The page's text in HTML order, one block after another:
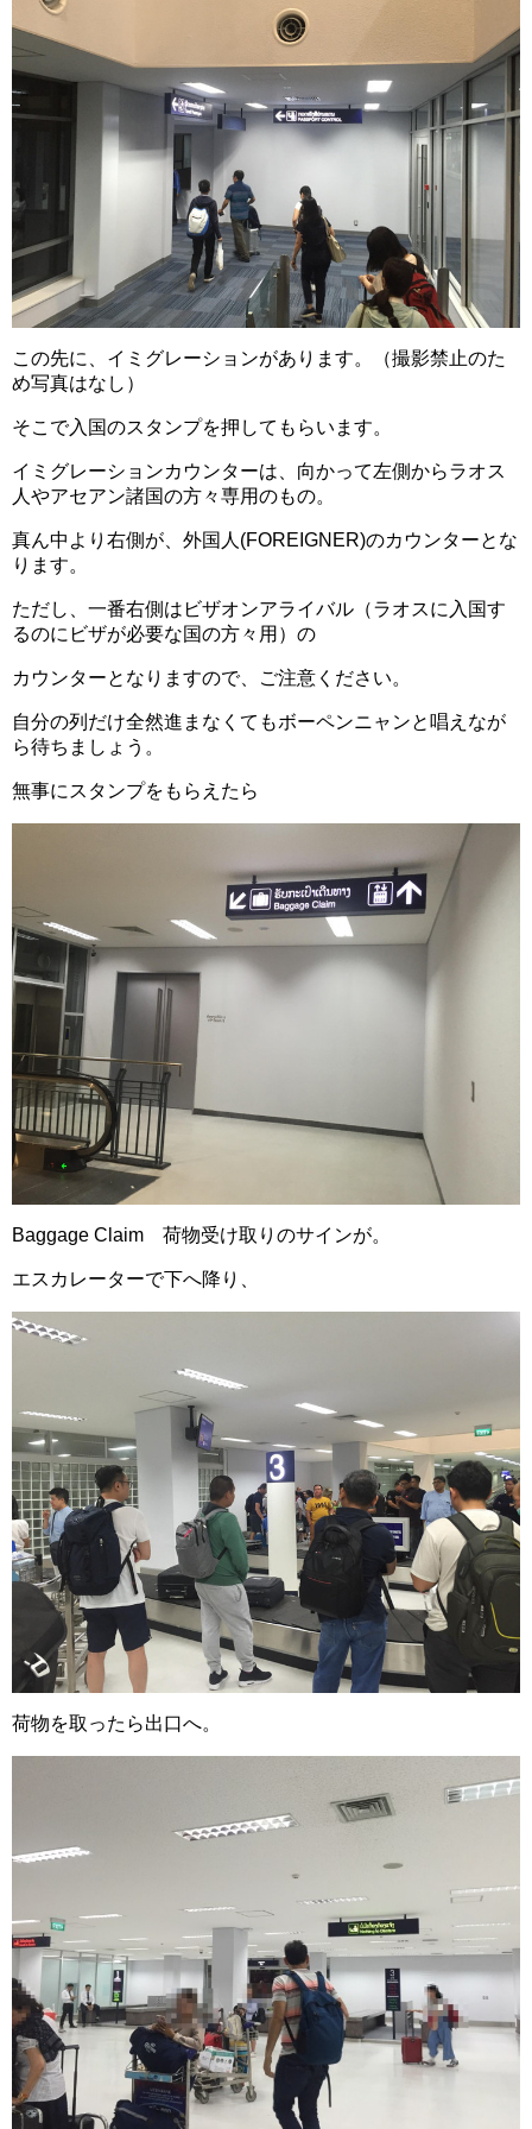
この先に、イミグレーションがあります。（撮影禁止のた
め写真はなし）
そこで入国のスタンプを押してもらいます。
イミグレーションカウンターは、向かって左側からラオス
人やアセアン諸国の方々専用のもの。
真ん中より右側が、外国人(FOREIGNER)のカウンターとな
ります。
ただし、一番右側はビザオンアライバル（ラオスに入国す
るのにビザが必要な国の方々用）の
カウンターとなりますので、ご注意ください。
自分の列だけ全然進まなくてもボーペンニャンと唱えなが
ら待ちましょう。
無事にスタンプをもらえたら
Baggage Claim 荷物受け取りのサインが。
エスカレーターで下へ降り、
荷物を取ったら出口へ。